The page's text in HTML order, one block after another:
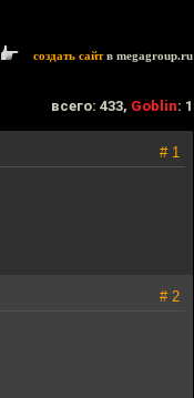
создать сайтв megagroup.ru
всего: 433, Goblin: 1
# 1
# 2